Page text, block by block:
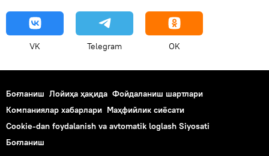
VK Telegram OK
Боғланиш Лойиҳа ҳақида Фойдаланиш шартлари
Компаниялар хабарлари Маҳфийлик сиёсати
Cookie-dan foydalanish va avtomatik loglash Siyosati
Боғланиш